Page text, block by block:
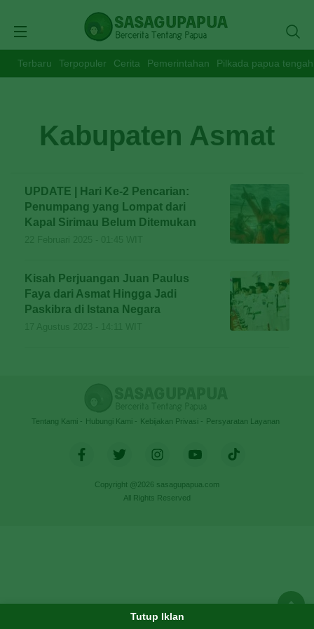
Terbaru Terpopuler Cerita Pemerintahan Pilkada papua tengah
Kabupaten Asmat
UPDATE | Hari Ke-2 Pencarian:
Penumpang yang Lompat dari
Kapal Sirimau Belum Ditemukan
Kisah Perjuangan Juan Paulus
Faya dari Asmat Hingga Jadi
Paskibra di Istana Negara
Tentang Kami Hubungi Kami Kebijakan Privasi Persyaratan Layanan
Copyright @2026 sasagupapua.com
All Rights Reserved
Tutup Iklan